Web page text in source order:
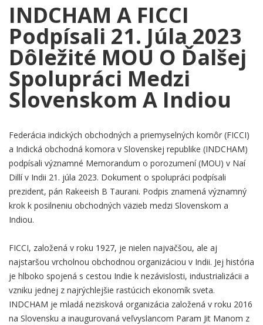
INDCHAM A FICCI
Podpísali 21. Júla 2023
Dôležité MOU O Ďalšej
Spolupráci Medzi
Slovenskom A Indiou
Federácia indických obchodných a priemyselných komôr (FICCI)
a Indická obchodná komora v Slovenskej republike (INDCHAM)
podpísali významné Memorandum o porozumení (MOU) v Naí
Dillí v Indii 21. júla 2023. Dokument o spolupráci podpísali
prezident, pán Rakeeish B Taurani. Podpis znamená významný
krok k posilneniu obchodných väzieb medzi Slovenskom a
Indiou.
FICCI, založená v roku 1927, je nielen najväčšou, ale aj
najstaršou vrcholnou obchodnou organizáciou v Indii. Jej história
je hlboko spojená s cestou Indie k nezávislosti, industrializácii a
vzniku jednej z najrýchlejšie rastúcich ekonomík sveta.
INDCHAM je mladá nezisková organizácia založená v roku 2016
na Slovensku a inaugurovaná veľvyslancom Param Jit Manom z